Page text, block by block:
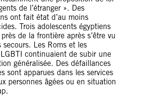
de l’étranger ». Des
ont fait état d’au moins
Trois adolescents égyptiens
de la frontière après s’être vu
secours. Les Roms et les
continuaient de subir une
généralisée. Des défaillances
sont apparues dans les services
personnes âgées ou en situation